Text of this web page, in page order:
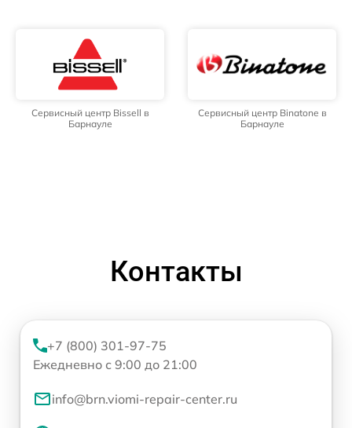
Сервисный центр Bissell в
Барнауле
Сервисный центр Binatone в
Барнауле
Контакты
+7 (800) 301-97-75
Ежедневно с 9:00 до 21:00
info@brn.viomi-repair-center.ru